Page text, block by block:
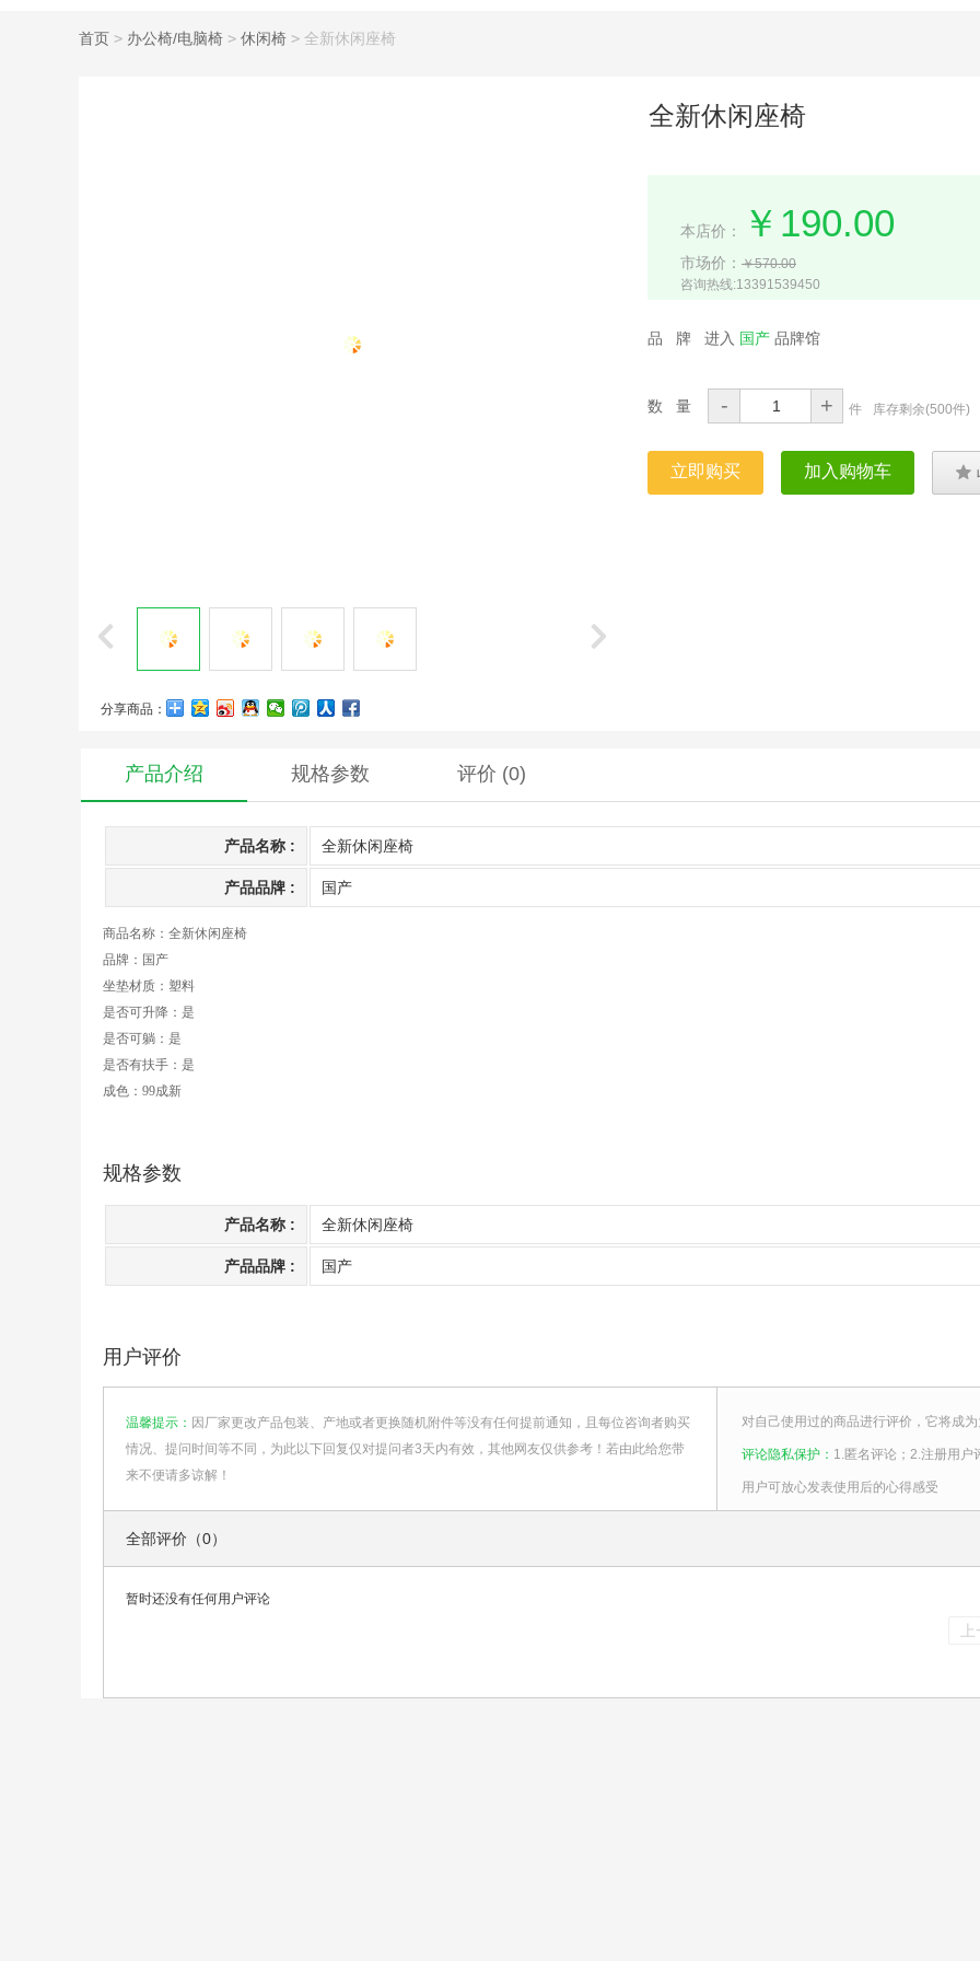
首页 > 办公椅/电脑椅 > 休闲椅 > 全新休闲座椅
分享商品：
全新休闲座椅
本店价： ￥190.00
市场价： ￥570.00
咨询热线:13391539450
品 牌 进入 国产 品牌馆
数 量 - + 件 库存剩余(500件)
立即购买 加入购物车 
产品介绍 规格参数 评价 (0)
产品名称 : 全新休闲座椅
产品品牌 : 国产
商品名称：全新休闲座椅
品牌： 国产
坐垫材质：塑料
是否可升降：是
是否可躺：是
是否有扶手：是
成色：99成新
规格参数
产品名称 : 全新休闲座椅
产品品牌 : 国产
用户评价
温馨提示： 因厂家更改产品包装、产地或者更换随机附件等没有任何提前通知，且每位咨询者购买
情况、提问时间等不同，为此以下回复仅对提问者3天内有效，其他网友仅供参考！若由此给您带
来不便请多谅解！
对自己使用过的商品进行评价，它将成
评论隐私保护： 1.匿名评论；2.注册用户
用户可放心发表使用后的心得感受
全部评价（0）
暂时还没有任何用户评论